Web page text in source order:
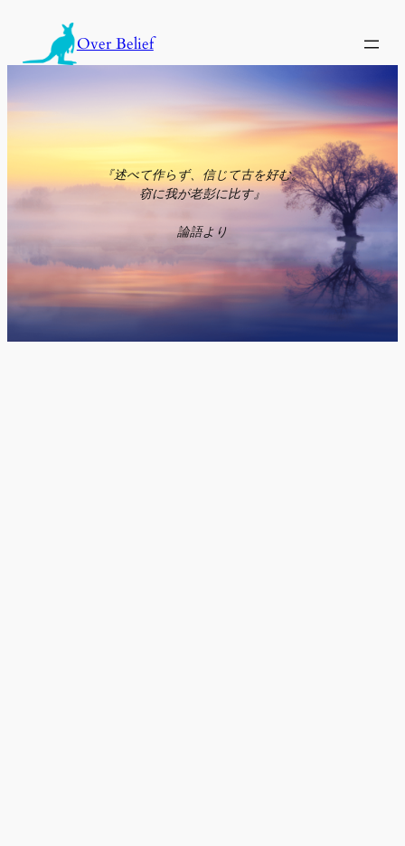
を
ス
キ
ッ
Over Belief
『述べて作らず、信じて古を好む。
窃に我が老彭に比す』
論語より